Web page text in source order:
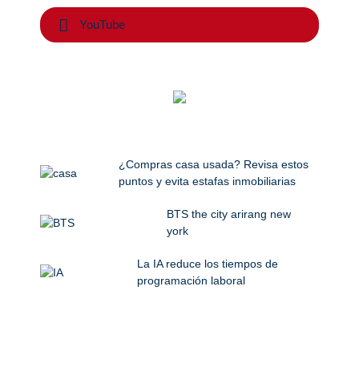
YouTube
¿Compras casa usada? Revisa estos
puntos y evita estafas inmobiliarias
BTS the city arirang new
york
La IA reduce los tiempos de
programación laboral